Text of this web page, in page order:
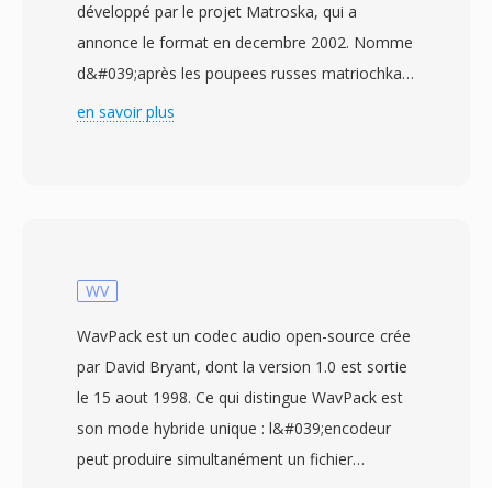
développé par le projet Matroska, qui a
annonce le format en decembre 2002. Nomme
d&#039;après les poupees russes matriochkas,
le format est construit sûr le Extensible Binary
au sein d&#039;un seul fichier, prenant en
VP9 et AV1 pour la vidéo, et de l&#039;AAC,
FLAC, Opus et DTS pour l&#039;audio. Une
fonctionnalité remarquable est la prisé en
chargé complète dès sous-titres, gérant dès
formats allant du texte simple SRT àux sous-
en savoir plus
WV
WavPack est un codec audio open-source crée
par David Bryant, dont la version 1.0 est sortie
le 15 aout 1998. Ce qui distingue WavPack est
son mode hybride unique : l&#039;encodeur
peut produire simultanément un fichier